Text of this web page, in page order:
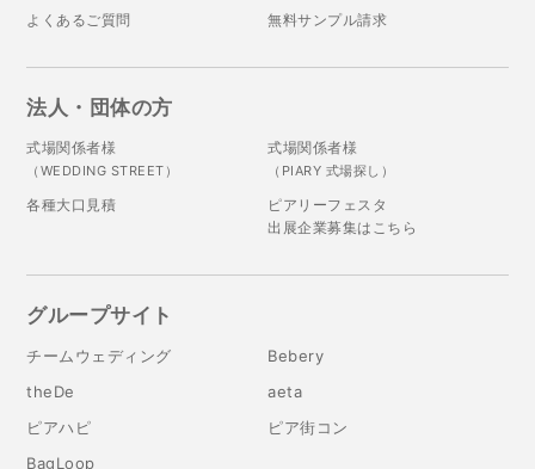
よくあるご質問
無料サンプル請求
法人・団体の方
式場関係者様
（WEDDING STREET）
式場関係者様
（PIARY 式場探し）
各種大口見積
ピアリーフェスタ
出展企業募集はこちら
グループサイト
チームウェディング
Bebery
theDe
aeta
ピアハピ
ピア街コン
BagLoop